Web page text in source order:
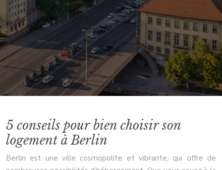
5 conseils pour bien choisir son
logement à Berlin
Berlin est une ville cosmopolite et vibrante, qui offre de